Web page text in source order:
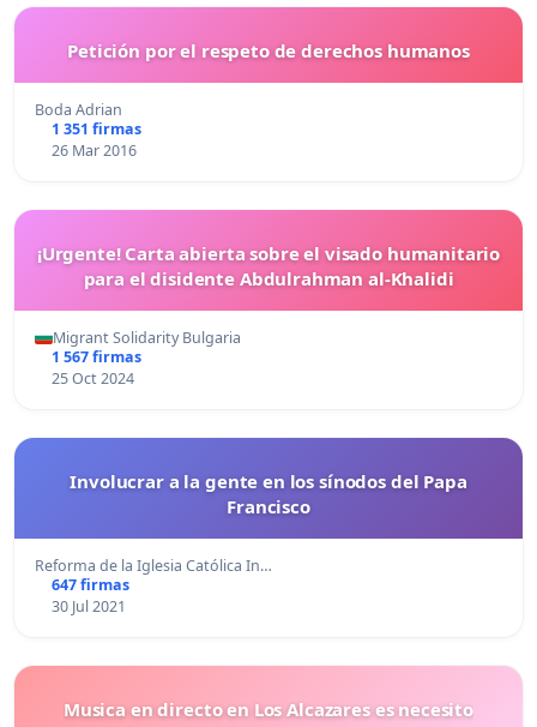
Petición por el respeto de derechos humanos
Boda Adrian
1 351 firmas
26 Mar 2016
¡Urgente! Carta abierta sobre el visado humanitario
para el disidente Abdulrahman al-Khalidi
Migrant Solidarity Bulgaria
1 567 firmas
25 Oct 2024
Involucrar a la gente en los sínodos del Papa
Francisco
Reforma de la Iglesia Católica In…
647 firmas
30 Jul 2021
Musica en directo en Los Alcazares es necesito